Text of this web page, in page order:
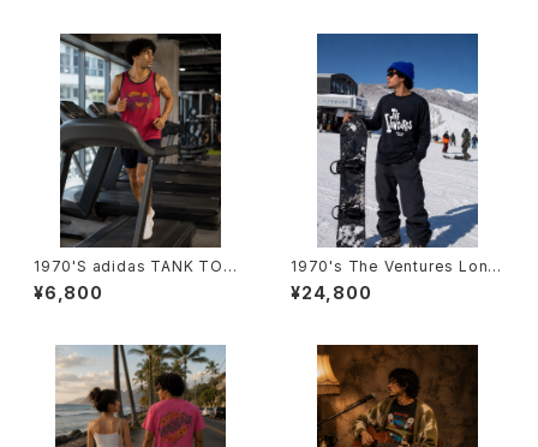
1970'S adidas TANK TOP -
1970年代 アディダス タンクトッ
プ-
¥6,800
1970's The Ventures Long
Sleeve T-Shirts （ONE WAS
H） -1970年代 ザ・ベンチャー
¥24,800